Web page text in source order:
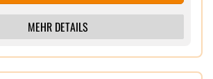
MEHR DETAILS